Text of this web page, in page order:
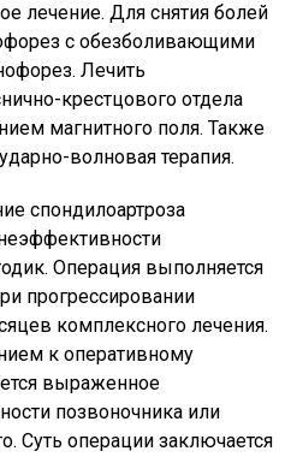
лечение. Для снятия болей
с обезболивающими
Лечить
крестцового отдела
магнитного поля. Также
волновая терапия.
спондилоартроза
Операция выполняется
прогрессировании
комплексного лечения.
к оперативному
выраженное
позвоночника или
Суть операции заключается